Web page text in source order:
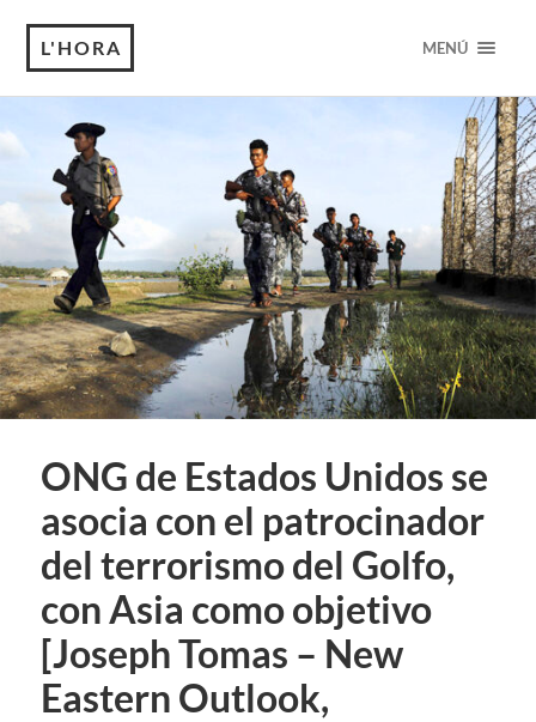
L'HORA MENÚ
ONG de Estados Unidos se
asocia con el patrocinador
del terrorismo del Golfo,
con Asia como objetivo
[Joseph Tomas – New
Eastern Outlook,